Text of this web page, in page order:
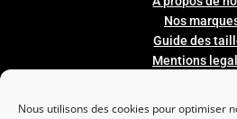
Nous utilisons des cookies pour optimiser
Nos
Guidedes
Mentions